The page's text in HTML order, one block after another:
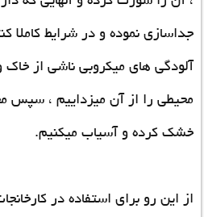
جداسازی نموده و در شرایط
آلودگی های میکروبی ناشی از خاک
محیطی را از آن میزداییم ، سپس
خشک کرده و آسیاب میکنیم.
از این رو برای استفاده در